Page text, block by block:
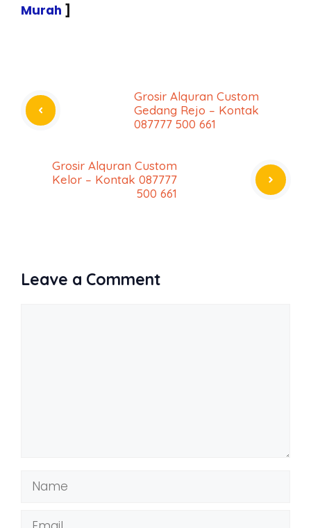
Murah ]
Grosir Alquran Custom
Gedang Rejo – Kontak
087777 500 661
Grosir Alquran Custom
Kelor – Kontak 087777
500 661
Leave a Comment
Name
Email